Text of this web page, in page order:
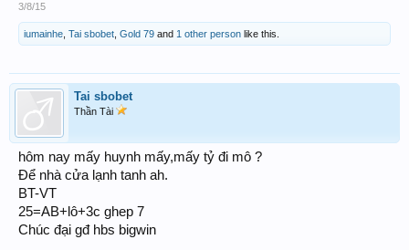
3/8/15
iumainhe Tai sbobet Gold 79 and 1 other person like this.
Tai sbobet
Thần Tài
hôm nay mấy huynh mấy,mấy tỷ đi mô ?
Để nhà cửa lạnh tanh ah.
BT-VT
25=AB+lô+3c ghep 7
Chúc đại gđ hbs bigwin